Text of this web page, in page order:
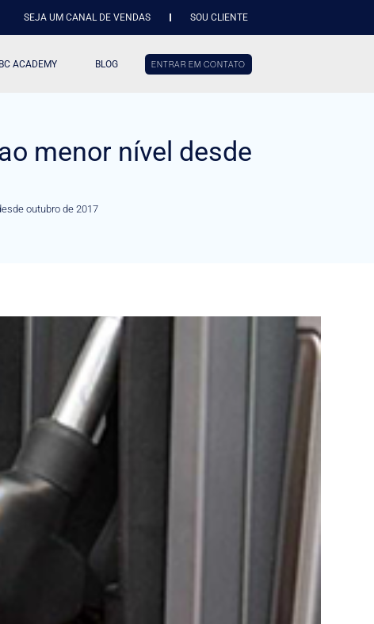
SEJA UM CANAL DE VENDAS SOU CLIENTE
ACADEMY BLOG ENTRAR EM CONTATO
menor nível desde
outubro de 2017